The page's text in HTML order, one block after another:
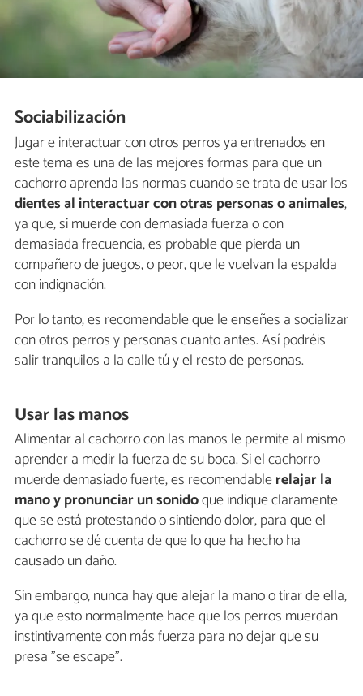
Sociabilización
Jugar e interactuar con otros perros ya entrenados en
este tema es una de las mejores formas para que un
cachorro aprenda las normas cuando se trata de usar los
dientes al interactuar con otras personas o animales,
ya que, si muerde con demasiada fuerza o con
demasiada frecuencia, es probable que pierda un
compañero de juegos, o peor, que le vuelvan la espalda​ ​
con​ ​indignación.
Por lo tanto, es recomendable que le enseñes a socializar
con otros perros y personas cuanto antes. Así podréis
salir tranquilos a la calle tú y el resto de personas.
Usar las manos
Alimentar​ ​al​ ​cachorro​ ​con​ ​las​ ​manos​ ​le​ ​permite​ ​al​ ​mismo​ ​
aprender​ ​a​ ​medir​ ​la​ ​fuerza​ ​de​ ​su​ ​boca. Si el cachorro
muerde demasiado fuerte, es recomendablerelajar la
mano y pronunciar un sonidoque indique claramente
que se está protestando o sintiendo dolor, para que el
cachorro se dé cuenta de que​ ​lo​ ​que​ ​ha​ ​hecho​ ​ha​ ​
causado​ ​un​ ​daño.
Sin embargo, nunca hay que alejar la mano o tirar de ella,
ya que esto normalmente hace que los​ ​perros​ ​muerdan​ ​
instintivamente​ ​con​ ​más​ ​fuerza​ ​para​ ​no​ ​dejar​ ​que​ ​su​ ​
presa​ ​"se​ ​escape".